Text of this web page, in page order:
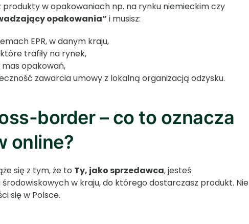
w opakowaniach np. na rynku niemieckim czy
opakowania” i musisz:
EPR, w danym kraju,
trafiły na rynek,
opakowań,
zawarcia umowy z lokalną organizacją odzysku.
border – co to oznacza
online?
się z tym, że to Ty, jako sprzedawca, jesteś
w kraju, do którego dostarczasz produkt. Nie
się w Polsce.